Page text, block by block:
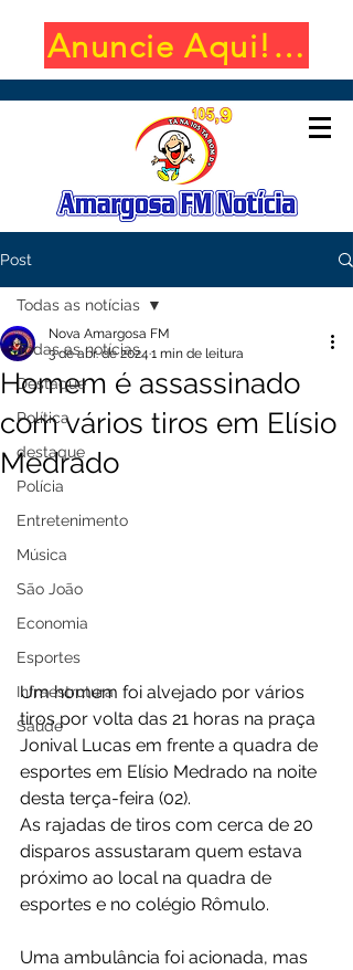
Anuncie Aqui!
Post
Todas as notícias
Destaque
Política
destaque
Polícia
Entretenimento
Música
São João
Economia
Esportes
Infraestrutura
Saúde
Todas as notícias
Homem é assassinado
com vários tiros em Elísio
Medrado
Nova Amargosa FM
3 de abr. de 2024 1 min de leitura
Um homem foi alvejado por vários
tiros por volta das 21 horas na praça
Jonival Lucas em frente a quadra de
esportes em Elísio Medrado na noite
desta terça-feira (02).
As rajadas de tiros com cerca de 20
disparos assustaram quem estava
próximo ao local na quadra de
esportes e no colégio Rômulo.
Uma ambulância foi acionada, mas